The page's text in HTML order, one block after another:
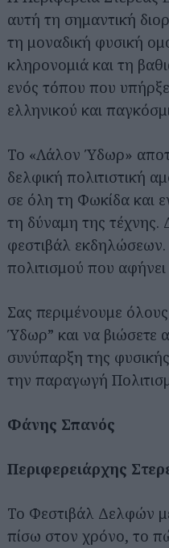
αυτή τη σημαντική
τη μοναδική φυσική
κληρονομιά και τη
ενός τόπου που
ελληνικού και
Το «Λάλον Ύδωρ»
δελφική πολιτιστική
σε όλη τη Φωκίδα και
τη δύναμη της τέχνης.
φεστιβάλ εκδηλώσεων.
πολιτισμού που
Σας περιμένουμε
Ύδωρ” και να βιώσετε
συνύπαρξη της
την παραγωγή
Φάνης Σπανός
Περιφερειάρχης
Το Φεστιβάλ Δελφών
πίσω στον χρόνο, το